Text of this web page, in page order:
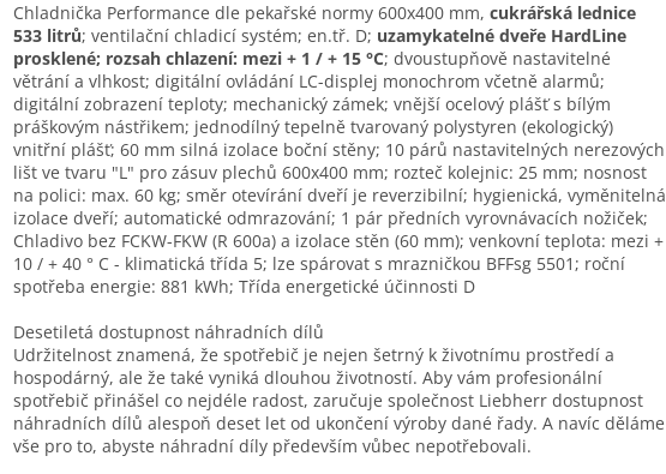
Chladnička Performance dle pekařské normy 600x400 mm, cukrářská lednice
533 litrů; ventilační chladicí systém; en.tř. D; uzamykatelné dveře HardLine
prosklené; rozsah chlazení: mezi + 1 / + 15 °C; dvoustupňově nastavitelné
větrání a vlhkost; digitální ovládání LC-displej monochrom včetně alarmů;
digitální zobrazení teploty; mechanický zámek; vnější ocelový plášť s bílým
práškovým nástřikem; jednodílný tepelně tvarovaný polystyren (ekologický)
vnitřní plášť; 60 mm silná izolace boční stěny; 10 párů nastavitelných nerezových
lišt ve tvaru "L" pro zásuv plechů 600x400 mm; rozteč kolejnic: 25 mm; nosnost
na polici: max. 60 kg; směr otevírání dveří je reverzibilní; hygienická, vyměnitelná
izolace dveří; automatické odmrazování; 1 pár předních vyrovnávacích nožiček;
Chladivo bez FCKW-FKW (R 600a) a izolace stěn (60 mm); venkovní teplota: mezi +
10 / + 40 ° C - klimatická třída 5; lze spárovat s mrazničkou BFFsg 5501; roční
spotřeba energie: 881 kWh; Třída energetické účinnosti D
Desetiletá dostupnost náhradních dílů
Udržitelnost znamená, že spotřebič je nejen šetrný k životnímu prostředí a
hospodárný, ale že také vyniká dlouhou životností. Aby vám profesionální
spotřebič přinášel co nejdéle radost, zaručuje společnost Liebherr dostupnost
náhradních dílů alespoň deset let od ukončení výroby dané řady. A navíc děláme
vše pro to, abyste náhradní díly především vůbec nepotřebovali.